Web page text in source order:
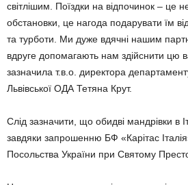
світлішим. Поїздки на відпочинок – це
обстановки, це нагода подарувати їм
та турботи. Ми дуже вдячні нашим
вдруге допомагають нам здійснити цю
зазначила т.в.о. директора
Львівської ОДА Тетяна Крут.
Слід зазначити, що обидві мандрівки в
завдяки запрошенню БФ «Карітас
Посольства України при Святому